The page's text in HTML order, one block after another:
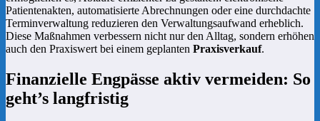
Patientenakten, automatisierte Abrechnungen oder eine durchdachte
Terminverwaltung reduzieren den Verwaltungsaufwand erheblich.
Diese Maßnahmen verbessern nicht nur den Alltag, sondern erhöhen
auch den Praxiswert bei einem geplanten Praxisverkauf.
Finanzielle Engpässe aktiv vermeiden: So
geht’s langfristig